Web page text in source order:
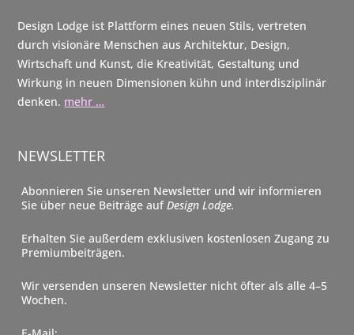
Design Lodge ist Plattform eines neuen Stils, vertreten
durch visionäre Menschen aus Architektur, Design,
Wirtschaft und Kunst, die Kreativität, Gestaltung und
Wirkung in neuen Dimensionen kühn und interdisziplinär
denken. mehr …
NEWSLETTER
Abonnieren Sie unseren Newsletter und wir informieren
Sie über neue Beiträge aufDesign Lodge.
Erhalten Sie außerdem exklusiven kostenlosen Zugang zu
Premiumbeiträgen.
Wir versenden unseren Newsletter nicht öfter als alle 4–5
Wochen.